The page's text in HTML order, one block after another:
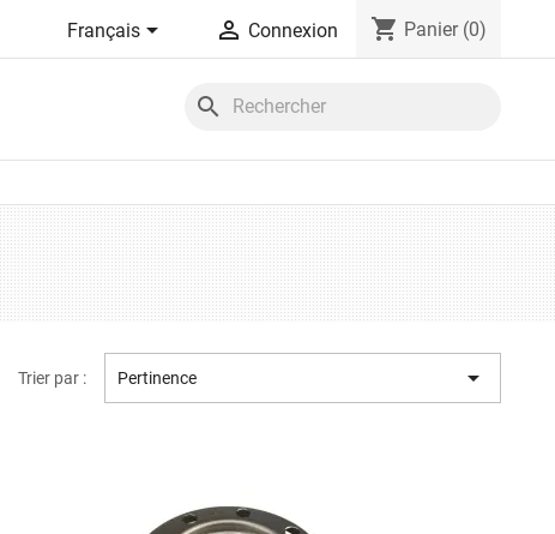
Français  Connexion shopping_cart Panier (0)
search
Trier par : Pertinence 